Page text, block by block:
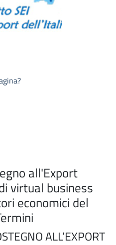
all'Export
virtual business
economici del
ALL’EXPORT